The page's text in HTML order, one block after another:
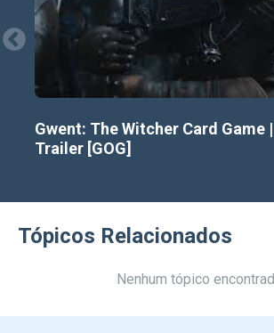
Gwent: The Witcher Card Game
Trailer [GOG]
Tópicos Relacionados
Nenhum tópico